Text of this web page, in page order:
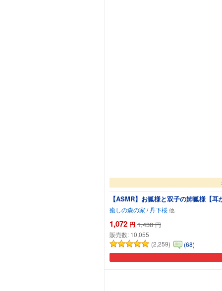
【ASMR】お狐様と双子の姉狐様【
癒しの森の家 /丹下桜
1,072 円 1,430 円
販売数: 10,055
(2,259)
(68)